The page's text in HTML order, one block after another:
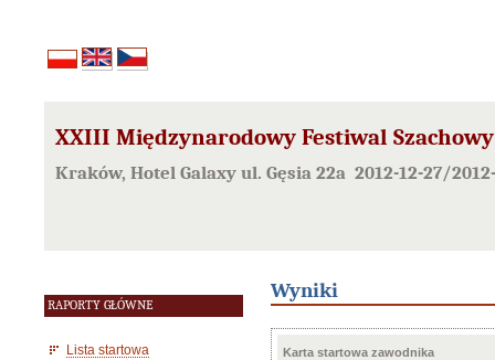
XXIII Międzynarodowy Festiwal Szachowy
Kraków, Hotel Galaxy ul. Gęsia 22a 2012-12-27/
RAPORTY GŁÓWNE
Lista startowa
Wyniki
Karta startowa zawodnika